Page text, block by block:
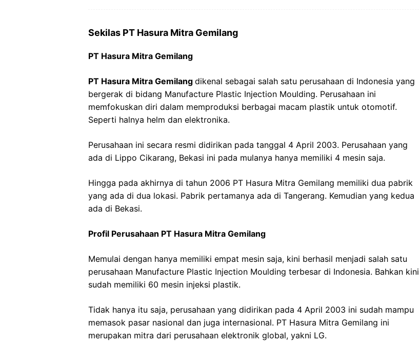
Sekilas PT Hasura Mitra Gemilang
PT Hasura Mitra Gemilang
PT Hasura Mitra Gemilang dikenal sebagai salah satu perusahaan di Indonesia yang
bergerak di bidang Manufacture Plastic Injection Moulding. Perusahaan ini
memfokuskan diri dalam memproduksi berbagai macam plastik untuk otomotif.
Seperti halnya helm dan elektronika.
Perusahaan ini secara resmi didirikan pada tanggal 4 April 2003. Perusahaan yang
ada di Lippo Cikarang, Bekasi ini pada mulanya hanya memiliki 4 mesin saja.
Hingga pada akhirnya di tahun 2006 PT Hasura Mitra Gemilang memiliki dua pabrik
yang ada di dua lokasi. Pabrik pertamanya ada di Tangerang. Kemudian yang kedua
ada di Bekasi.
Profil Perusahaan PT Hasura Mitra Gemilang
Memulai dengan hanya memiliki empat mesin saja, kini berhasil menjadi salah satu
perusahaan Manufacture Plastic Injection Moulding terbesar di Indonesia. Bahkan kini
sudah memiliki 60 mesin injeksi plastik.
Tidak hanya itu saja, perusahaan yang didirikan pada 4 April 2003 ini sudah mampu
memasok pasar nasional dan juga internasional. PT Hasura Mitra Gemilang ini
merupakan mitra dari perusahaan elektronik global, yakni LG.